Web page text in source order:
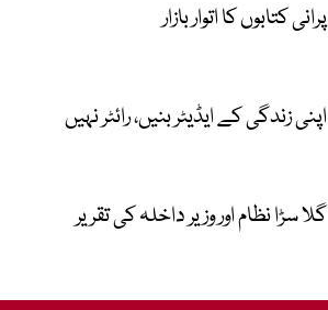
پرانی کتابوں کا اتوار بازار
اپنی زندگی کے ایڈیٹر بنیں، رائٹر نہیں
گلا سڑا نظام اور وزیر داخلہ کی تقریر